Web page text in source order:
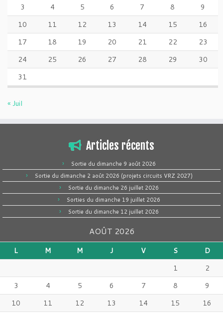
3
4 5 6 7 8
9
10
11 12 13 14 15
16
17
18 19 20 21 22
23
24
25 26 27 28 29
30
31
« Juil
Articles récents
Sortie du dimanche 9 août 2026
Sortie du dimanche 2 août 2026 (projets circuits VRZ 2027)
Sortie du dimanche 26 juillet 2026
Sorties du dimanche 19 juillet 2026
Sortie du dimanche 12 juillet 2026
AOÛT 2026
L M M J V S
D
1
2
3
4 5 6 7 8
9
10
11 12 13 14 15 16